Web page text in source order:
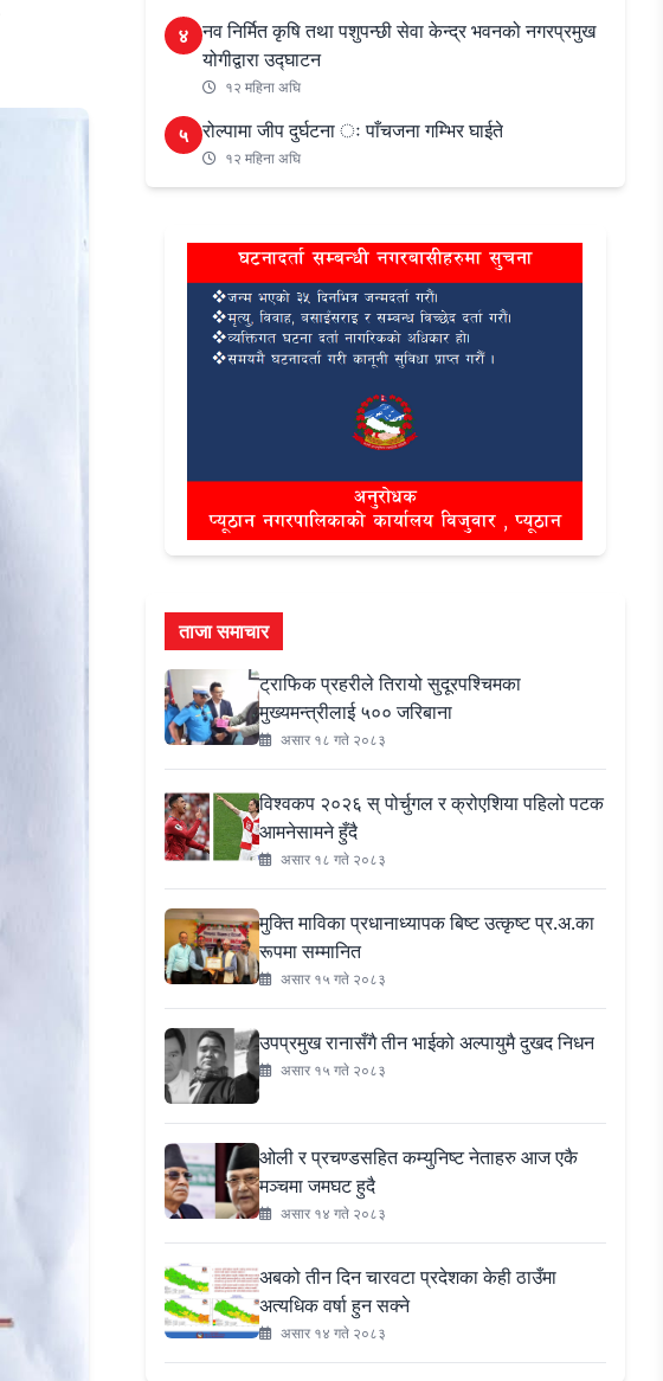
४ नव निर्मित कृषि तथा पशुपन्छी सेवा केन्द्र भवनको नगरप्रमुख
योगीद्वारा उद्घाटन
१२ महिना अघि
५ रोल्पामा जीप दुर्घटना ः पाँचजना गम्भिर घाईते
१२ महिना अघि
ताजा समाचार
ट्राफिक प्रहरीले तिरायो सुदूरपश्चिमका
मुख्यमन्त्रीलाई ५०० जरिबाना
असार १८ गते २०८३
विश्वकप २०२६ स् पोर्चुगल र क्रोएशिया पहिलो पटक
आमनेसामने हुँदै
असार १८ गते २०८३
मुक्ति माविका प्रधानाध्यापक बिष्ट उत्कृष्ट प्र.अ.का
रूपमा सम्मानित
असार १५ गते २०८३
उपप्रमुख रानासँगै तीन भाईको अल्पायुमै दुखद निधन
असार १५ गते २०८३
ओली र प्रचण्डसहित कम्युनिष्ट नेताहरु आज एकै
मञ्चमा जमघट हुदै
असार १४ गते २०८३
अबको तीन दिन चारवटा प्रदेशका केही ठाउँमा
अत्यधिक वर्षा हुन सक्ने
असार १४ गते २०८३